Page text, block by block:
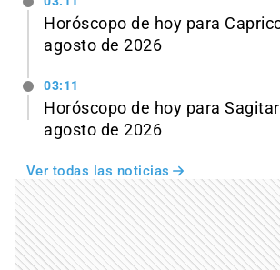
Horóscopo de hoy para
agosto de 2026
03:11
Horóscopo de hoy para
agosto de 2026
Ver todas las noticias